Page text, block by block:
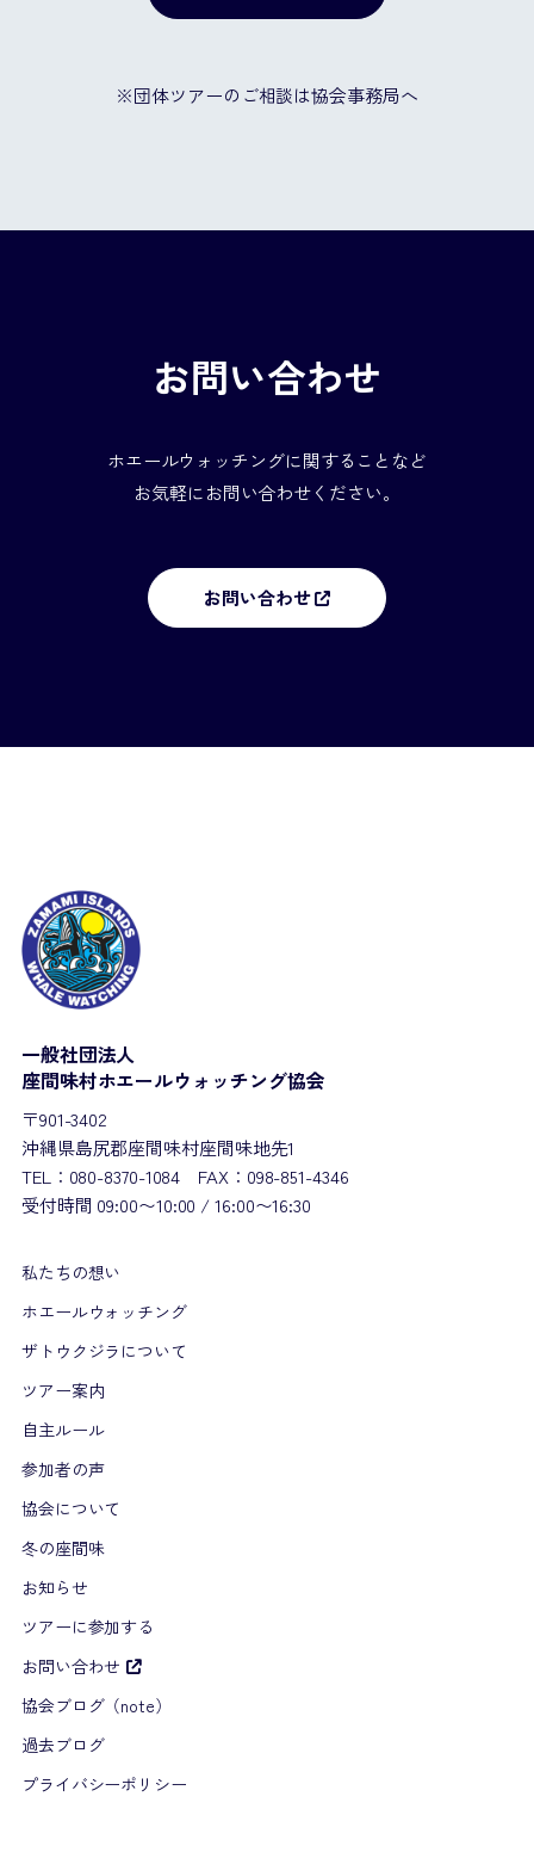
※団体ツアーのご相談は協会事務局へ
お問い合わせ
ホエールウォッチングに関することなど
お気軽にお問い合わせください。
お問い合わせ
一般社団法人
座間味村ホエールウォッチング協会
〒901-3402
沖縄県島尻郡座間味村座間味地先1
TEL：080-8370-1084 FAX：098-851-4346
受付時間 09:00〜10:00 / 16:00〜16:30
私たちの想い
ホエールウォッチング
ザトウクジラについて
ツアー案内
自主ルール
参加者の声
協会について
冬の座間味
お知らせ
ツアーに参加する
お問い合わせ
協会ブログ（note）
過去ブログ
プライバシーポリシー